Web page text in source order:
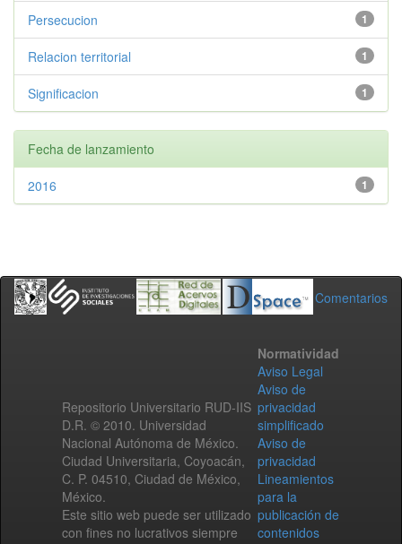
1
Persecucion
1
Relacion territorial
1
Significacion
Fecha de lanzamiento
1
2016
Comentarios
Repositorio Universitario RUD-IIS
D.R. © 2010. Universidad
Nacional Autónoma de México.
Ciudad Universitaria, Coyoacán,
C. P. 04510, Ciudad de México,
México.
Este sitio web puede ser utilizado
con fines no lucrativos siempre
Normatividad
Aviso Legal
Aviso de
privacidad
simplificado
Aviso de
privacidad
Lineamientos
para la
publicación de
contenidos